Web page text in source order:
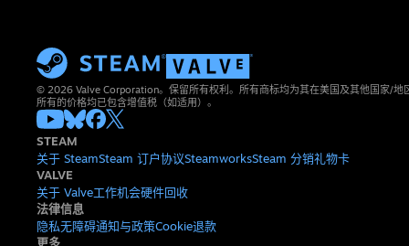
© 2026 Valve Corporation。保留所有权利。所有商标均为其在美国及其他国家/地
所有的价格均已包含增值税（如适用）。
STEAM
关于 SteamSteam 订户协议SteamworksSteam 分销礼物卡
VALVE
关于 Valve工作机会硬件回收
法律信息
隐私无障碍通知与政策Cookie退款
更多